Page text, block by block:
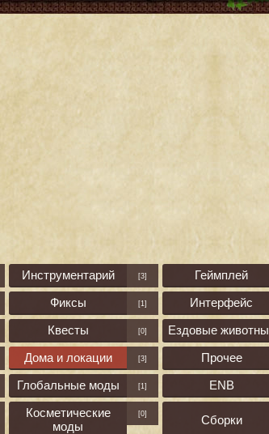
Инструментарий [3]
Геймплей
Фиксы [1]
Интерфейс
Квесты [0]
Ездовые
Дома и локации [3]
Прочее
Глобальные моды [1] ENB
Косметические
моды
[0] Сборки